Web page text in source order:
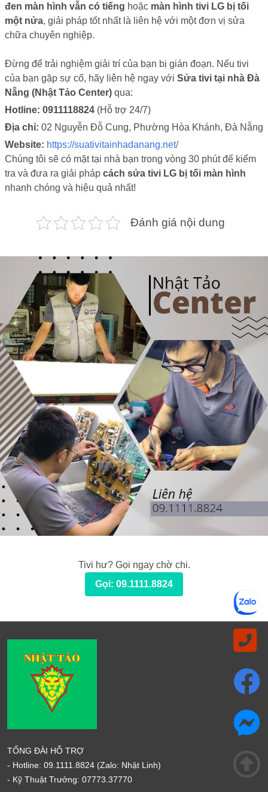
đen màn hình vẫn có tiếng hoặc màn hình tivi LG bị tối
một nửa, giải pháp tốt nhất là liên hệ với một đơn vị sửa
chữa chuyên nghiệp.
Đừng để trải nghiệm giải trí của bạn bị gián đoạn. Nếu tivi
của bạn gặp sự cố, hãy liên hệ ngay với Sửa tivi tại nhà Đà
Nẵng (Nhật Tảo Center) qua:
Hotline: 0911118824 (Hỗ trợ 24/7)
Địa chỉ: 02 Nguyễn Đỗ Cung, Phường Hòa Khánh, Đà Nẵng
Website: https://suativitainhadanang.net/
Chúng tôi sẽ có mặt tại nhà bạn trong vòng 30 phút để kiểm
tra và đưa ra giải pháp cách sửa tivi LG bị tối màn hình
nhanh chóng và hiệu quả nhất!
Đánh giá nội dung
Tivi hư? Gọi ngay chờ chi.
Gọi: 09.1111.8824
TỔNG ĐÀI HỖ TRỢ
- Hotline: 09.1111.8824 (Zalo: Nhật Linh)
- Kỹ Thuật Trưởng: 07773.37770